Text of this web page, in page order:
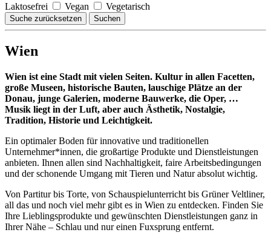
Laktosefrei
Vegan Vegetarisch
Suche zurücksetzen Suchen
Wien
Wien ist eine Stadt mit vielen Seiten. Kultur in allen Facetten,
große Museen, historische Bauten, lauschige Plätze an der
Donau, junge Galerien, moderne Bauwerke, die Oper, …
Musik liegt in der Luft, aber auch Ästhetik, Nostalgie,
Tradition, Historie und Leichtigkeit.
Ein optimaler Boden für innovative und traditionellen
Unternehmer*innen, die großartige Produkte und Dienstleistungen
anbieten. Ihnen allen sind Nachhaltigkeit, faire Arbeitsbedingungen
und der schonende Umgang mit Tieren und Natur absolut wichtig.
Von Partitur bis Torte, von Schauspielunterricht bis Grüner Veltliner,
all das und noch viel mehr gibt es in Wien zu entdecken. Finden Sie
Ihre Lieblingsprodukte und gewünschten Dienstleistungen ganz in
Ihrer Nähe – Schlau und nur einen Fuxsprung entfernt.